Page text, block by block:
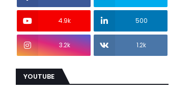
4.9k 500
3.2k 1.2k
YOUTUBE